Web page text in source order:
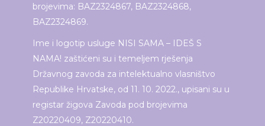
brojevima: BAZ2324867, BAZ2324868,
BAZ2324869.
Ime i logotip usluge NISI SAMA – IDEŠ S
NAMA! zaštićeni su i temeljem rješenja
Državnog zavoda za intelektualno vlasništvo
Republike Hrvatske, od 11. 10. 2022., upisani su u
registar žigova Zavoda pod brojevima
Z20220409, Z20220410.